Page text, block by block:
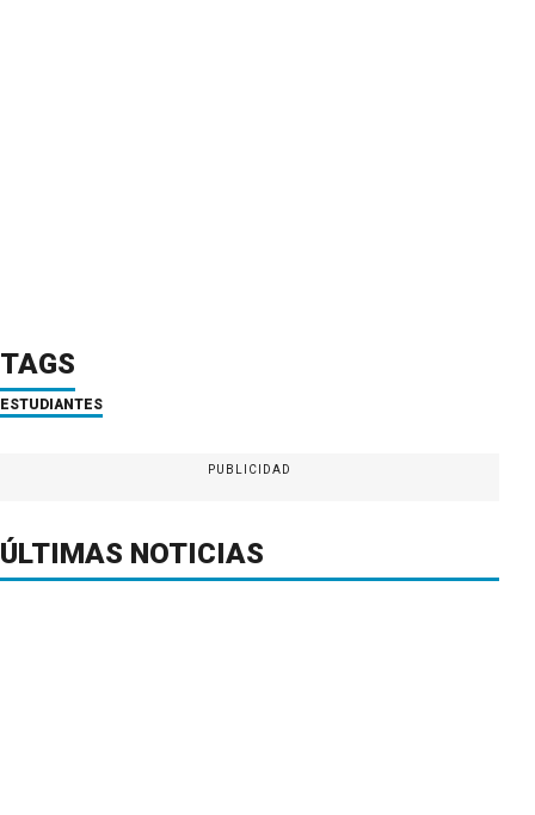
TAGS
ESTUDIANTES
PUBLICIDAD
ÚLTIMAS NOTICIAS